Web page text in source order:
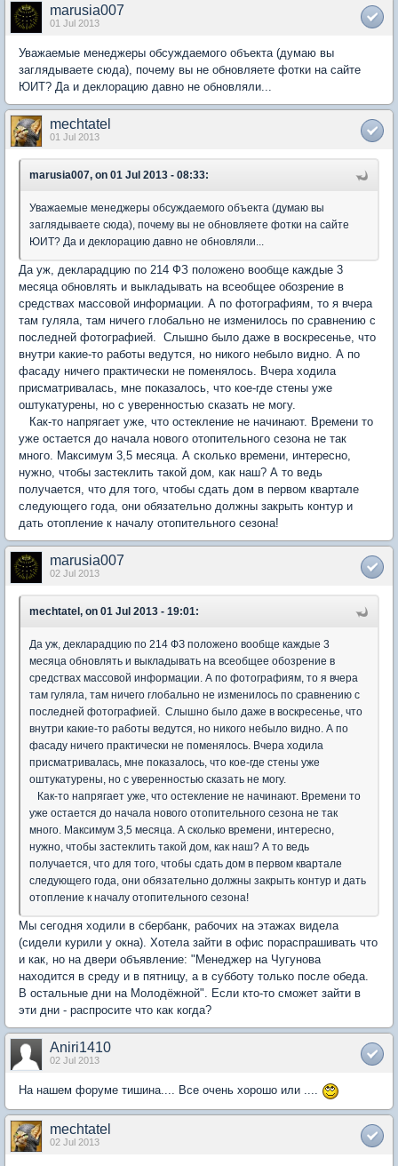
marusia007
01 Jul 2013
Уважаемые менеджеры обсуждаемого объекта (думаю вы
заглядываете сюда), почему вы не обновляете фотки на сайте
ЮИТ? Да и деклорацию давно не обновляли...
mechtatel
01 Jul 2013
marusia007, on 01 Jul 2013 - 08:33:
Уважаемые менеджеры обсуждаемого объекта (думаю вы
заглядываете сюда), почему вы не обновляете фотки на сайте
ЮИТ? Да и деклорацию давно не обновляли...
Да уж, декларадцию по 214 ФЗ положено вообще каждые 3
месяца обновлять и выкладывать на всеобщее обозрение в
средствах массовой информации. А по фотографиям, то я вчера
там гуляла, там ничего глобально не изменилось по сравнению с
последней фотографией. Слышно было даже в воскресенье, что
внутри какие-то работы ведутся, но никого небыло видно. А по
фасаду ничего практически не поменялось. Вчера ходила
присматривалась, мне показалось, что кое-где стены уже
оштукатурены, но с уверенностью сказать не могу.
Как-то напрягает уже, что остекление не начинают. Времени то
уже остается до начала нового отопительного сезона не так
много. Максимум 3,5 месяца. А сколько времени, интересно,
нужно, чтобы застеклить такой дом, как наш? А то ведь
получается, что для того, чтобы сдать дом в первом квартале
следующего года, они обязательно должны закрыть контур и
дать отопление к началу отопительного сезона!
marusia007
02 Jul 2013
mechtatel, on 01 Jul 2013 - 19:01:
Да уж, декларадцию по 214 ФЗ положено вообще каждые 3
месяца обновлять и выкладывать на всеобщее обозрение в
средствах массовой информации. А по фотографиям, то я вчера
там гуляла, там ничего глобально не изменилось по сравнению с
последней фотографией. Слышно было даже в воскресенье, что
внутри какие-то работы ведутся, но никого небыло видно. А по
фасаду ничего практически не поменялось. Вчера ходила
присматривалась, мне показалось, что кое-где стены уже
оштукатурены, но с уверенностью сказать не могу.
Как-то напрягает уже, что остекление не начинают. Времени то
уже остается до начала нового отопительного сезона не так
много. Максимум 3,5 месяца. А сколько времени, интересно,
нужно, чтобы застеклить такой дом, как наш? А то ведь
получается, что для того, чтобы сдать дом в первом квартале
следующего года, они обязательно должны закрыть контур и дать
отопление к началу отопительного сезона!
Мы сегодня ходили в сбербанк, рабочих на этажах видела
(сидели курили у окна). Хотела зайти в офис пораспрашивать что
и как, но на двери объявление: "Менеджер на Чугунова
находится в среду и в пятницу, а в субботу только после обеда.
В остальные дни на Молодёжной". Если кто-то сможет зайти в
эти дни - распросите что как когда?
Aniri1410
02 Jul 2013
На нашем форуме тишина.... Все очень хорошо или ....
mechtatel
02 Jul 2013